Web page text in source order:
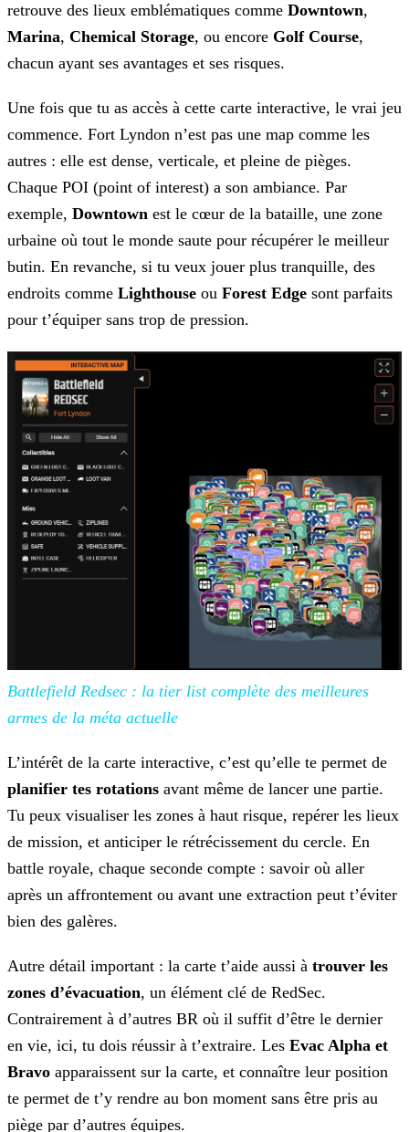
retrouve des lieux emblématiques comme Downtown,
Marina, Chemical Storage, ou encore Golf Course,
chacun ayant ses avantages et ses risques.
Une fois que tu as accès à cette carte interactive, le vrai jeu
commence. Fort Lyndon n’est pas une map comme les
autres : elle est dense, verticale, et pleine de pièges.
Chaque POI (point of interest) a son ambiance. Par
exemple, Downtown est le cœur de la bataille, une zone
urbaine où tout le monde saute pour récupérer le meilleur
butin. En revanche, si tu veux jouer plus tranquille, des
endroits comme Lighthouse ou Forest Edge sont parfaits
pour t’équiper sans trop de pression.
Battlefield Redsec : la tier listcomplète des meilleures
armes de la méta actuelle
L’intérêt de la carte interactive, c’est qu’elle te permet de
planifier tes rotations avant même de lancer une partie.
Tu peux visualiser les zones à haut risque, repérer les lieux
de mission, et anticiper le rétrécissement du cercle. En
battle royale, chaque seconde compte : savoir où aller
après un affrontement ou avant une extraction peut t’éviter
bien des galères.
Autre détail important : la carte t’aide aussi à trouver les
zones d’évacuation, un élément clé de RedSec.
Contrairement à d’autres BR où il suffit d’être le dernier
en vie, ici, tu dois réussir à t’extraire. Les Evac Alpha et
Bravo apparaissent sur la carte, et connaître leur position
te permet de t’y rendre au bon moment sans être pris au
piège par d’autres équipes.